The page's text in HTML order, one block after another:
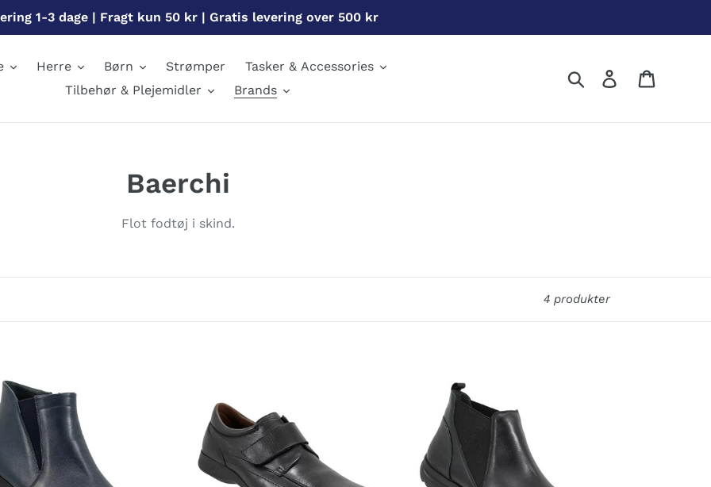
1-3 dage | Fragt kun 50 kr | Gratis levering over 500 kr
Herre Børn Strømper
Tasker & Accessories
Tilbehør & Plejemidler
Brands
Søg Log ind
S
a
Baerchi
Flot fodtøj i skind.
4 produkter
Med
Velcro
Damestøvle